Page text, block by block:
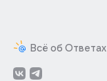
Всё об Ответах